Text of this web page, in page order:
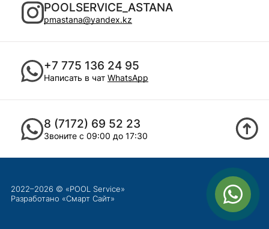
POOLSERVICE_ASTANA
pmastana@yandex.kz
+7 775 136 24 95
Написать в чат WhatsApp
8 (7172) 69 52 23
Звоните с 09:00 до 17:30
2022–2026 © «POOL Service»
Разработано «Смарт Сайт»